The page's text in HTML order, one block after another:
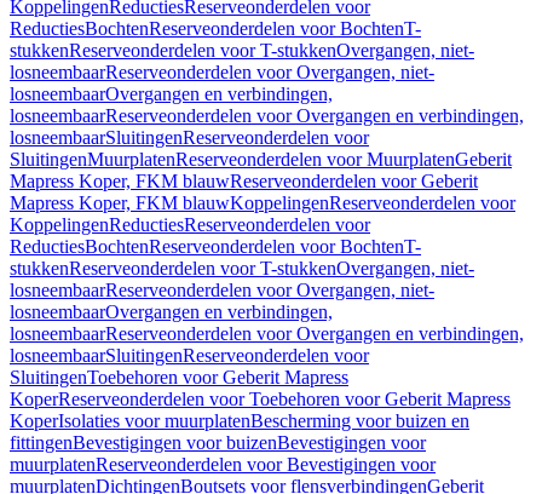
KoppelingenReductiesReserveonderdelen voor
ReductiesBochtenReserveonderdelen voor BochtenT-
stukkenReserveonderdelen voor T-stukkenOvergangen, niet-
losneembaarReserveonderdelen voor Overgangen, niet-
losneembaarOvergangen en verbindingen,
losneembaarReserveonderdelen voor Overgangen en verbindingen,
losneembaarSluitingenReserveonderdelen voor
SluitingenMuurplatenReserveonderdelen voor MuurplatenGeberit
Mapress Koper, FKM blauwReserveonderdelen voor Geberit
Mapress Koper, FKM blauwKoppelingenReserveonderdelen voor
KoppelingenReductiesReserveonderdelen voor
ReductiesBochtenReserveonderdelen voor BochtenT-
stukkenReserveonderdelen voor T-stukkenOvergangen, niet-
losneembaarReserveonderdelen voor Overgangen, niet-
losneembaarOvergangen en verbindingen,
losneembaarReserveonderdelen voor Overgangen en verbindingen,
losneembaarSluitingenReserveonderdelen voor
SluitingenToebehoren voor Geberit Mapress
KoperReserveonderdelen voor Toebehoren voor Geberit Mapress
KoperIsolaties voor muurplatenBescherming voor buizen en
fittingenBevestigingen voor buizenBevestigingen voor
muurplatenReserveonderdelen voor Bevestigingen voor
muurplatenDichtingenBoutsets voor flensverbindingenGeberit